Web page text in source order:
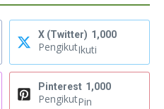
X (Twitter) 1,000
PengikutIkuti
Pinterest 1,000
PengikutPin